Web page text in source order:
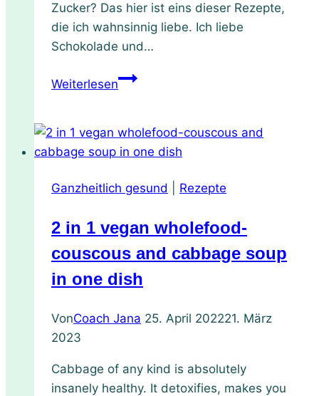
Zucker? Das hier ist eins dieser Rezepte,
die ich wahnsinnig liebe. Ich liebe
Schokolade und…
WeiterlesenSaftige
ohne
Zucker
Ganzheitlich gesund
Rezepte
2 in 1 vegan wholefood-
couscous and cabbage soup
in one dish
VonCoach Jana 25. April 202221. März
2023
Cabbage of any kind is absolutely
insanely healthy. It detoxifies, makes you